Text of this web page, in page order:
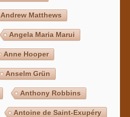
Andrew Matthews
Angela Maria Marui
Anne Hooper
Anselm Grün
Anthony Robbins
Antoine de Saint-Exupéry